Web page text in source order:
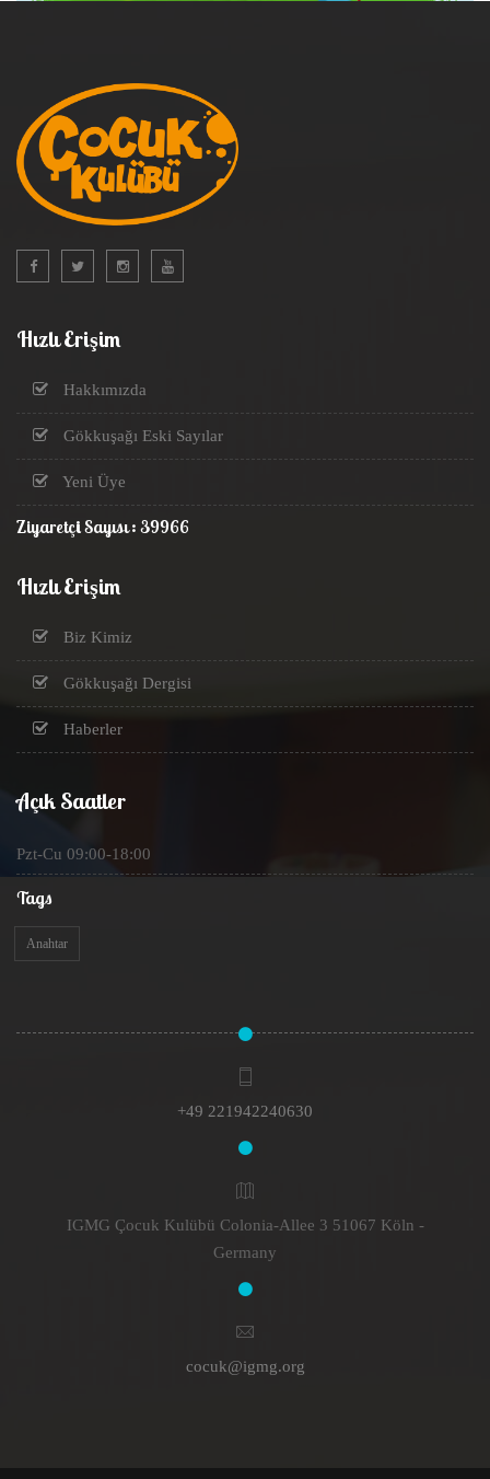
Hızlı Erişim
Hakkımızda
Gökkuşağı Eski Sayılar
Yeni Üye
Ziyaretçi Sayısı : 39966
Hızlı Erişim
Biz Kimiz
Gökkuşağı Dergisi
Haberler
Açık Saatler
Pzt-Cu 09:00-18:00
Tags
Anahtar
+49 221942240630
IGMG Çocuk Kulübü Colonia-Allee 3 51067 Köln -
Germany
cocuk@igmg.org